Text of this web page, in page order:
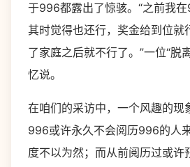
于996都露出了惊骇。“之前我在
其时觉得也还行，奖金给到位就
了家庭之后就不行了。”一位“脱
忆说。
在咱们的采访中，一个风趣的现
996或许永久不会阅历996的人
度不以为然；而从前阅历过或